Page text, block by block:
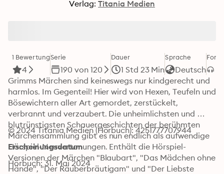
Verlag: Titania Medien
1 Bewertung
4
Serie
190 von 120
Dauer
1 Std 23 Min
Sprache
Deutsch
Grimms Märchen sind keineswegs nur kindgerecht und
harmlos. Im Gegenteil! Hier wird von Hexen, Teufeln und
Bösewichtern aller Art gemordet, zerstückelt,
verbrannt und verzaubert. Die unheimlichsten und
blutrünstigsten Schauergeschichten der berühmten
Märchensammlung gibt es nun endlich als aufwendige
Hörspiel-Neuvertonungen. Enthält die Hörspiel-
Versionen der Märchen "Blaubart", "Das Mädchen ohne
Hände", "Der Räuberbräutigam" und "Der Liebste
© 2024 Titania Medien (Hörbuch): 4251777707944
Erscheinungsdatum
Hörbuch: 31. Mai 2024